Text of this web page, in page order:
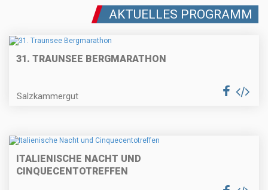
AKTUELLES PROGRAMM
31. TRAUNSEE BERGMARATHON
Salzkammergut
ITALIENISCHE NACHT UND
CINQUECENTOTREFFEN